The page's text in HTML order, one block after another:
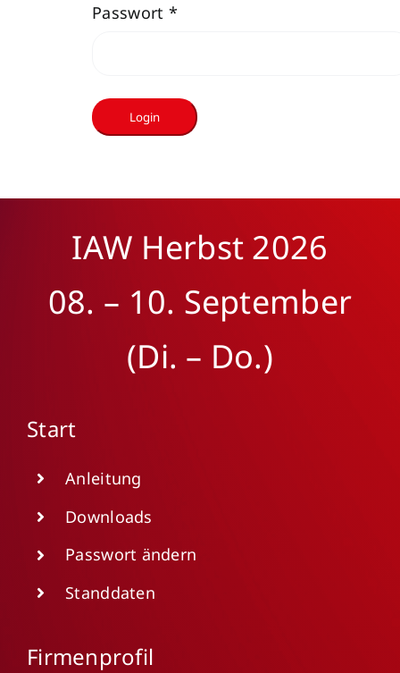
Passwort *
IAW Herbst 2026
08. – 10. September
(Di. – Do.)
Start
Anleitung
Downloads
Passwort ändern
Standdaten
Firmenprofil